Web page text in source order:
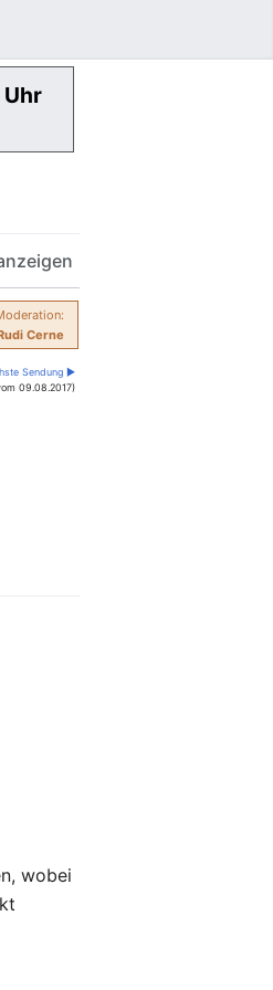
Uhr
Cerne
Sendung ▶
09.08.2017)
wobei